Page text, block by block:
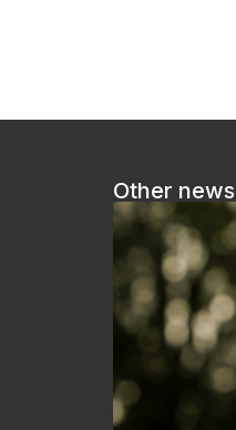
Other news